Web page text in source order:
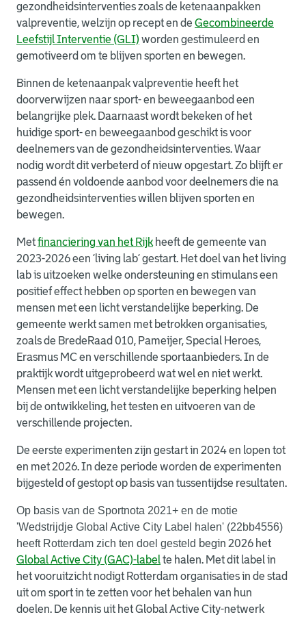
gezondheidsinterventies zoals de ketenaanpakken
valpreventie, welzijn op recept en de Gecombineerde
Leefstijl Interventie (GLI) worden gestimuleerd en
gemotiveerd om te blijven sporten en bewegen.
Binnen de ketenaanpak valpreventie heeft het
doorverwijzen naar sport- en beweegaanbod een
belangrijke plek. Daarnaast wordt bekeken of het
huidige sport- en beweegaanbod geschikt is voor
deelnemers van de gezondheidsinterventies. Waar
nodig wordt dit verbeterd of nieuw opgestart. Zo blijft er
passend én voldoende aanbod voor deelnemers die na
gezondheidsinterventies willen blijven sporten en
bewegen.
Metfinanciering van het Rijk heeft de gemeente van
2023-2026 een ‘living lab‘ gestart. Het doel van het living
lab is uitzoeken welke ondersteuning en stimulans een
positief effect hebben op sporten en bewegen van
mensen met een licht verstandelijke beperking. De
gemeente werkt samen met betrokken organisaties,
zoals de BredeRaad 010, Pameijer, Special Heroes,
Erasmus MC en verschillende sportaanbieders. In de
praktijk wordt uitgeprobeerd wat wel en niet werkt.
Mensen met een licht verstandelijke beperking helpen
bij de ontwikkeling, het testen en uitvoeren van de
verschillende projecten.
De eerste experimenten zijn gestart in 2024 en lopen tot
en met 2026. In deze periode worden de experimenten
bijgesteld of gestopt op basis van tussentijdse resultaten.
Op basis van de Sportnota 2021+ en de motie
'Wedstrijdje Global Active City Label halen' (22bb4556)
heeft Rotterdam zich ten doel gesteld begin 2026 het
Global Active City (GAC)-labelte halen. Met dit label in
het vooruitzicht nodigt Rotterdam organisaties in de stad
uit om sport in te zetten voor het behalen van hun
doelen. De kennis uit het Global Active City-netwerk